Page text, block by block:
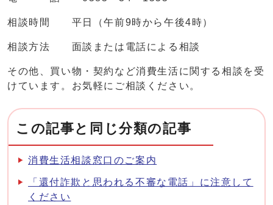
相談時間 平日（午前9時から午後4時）
相談方法 面談または電話による相談
その他、買い物・契約など消費生活に関する相談を受
けています。お気軽にご相談ください。
この記事と同じ分類の記事
消費生活相談窓口のご案内
「還付詐欺と思われる不審な電話」に注意して
ください